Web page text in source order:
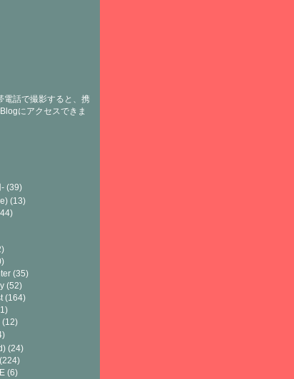
電話で撮影すると、携
にアクセスできま
- (39)
(13)
(35)
(52)
(164)
(12)
(24)
(224)
(6)